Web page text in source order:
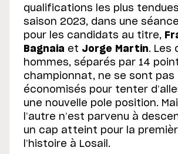
qualifications les plus
saison 2023, dans une
pour les candidats au titre,
Bagnaia et Jorge Martin. Les
hommes, séparés par 14
championnat, ne se sont pas
économisés pour tenter
une nouvelle pole position.
l’autre n’est parvenu à
un cap atteint pour la
l’histoire à Losail.